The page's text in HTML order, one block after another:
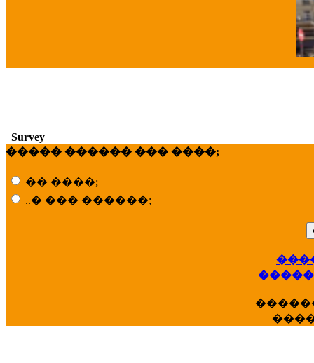
Survey
����� ������ ��� ����;
�� ����;
..� ��� ������;